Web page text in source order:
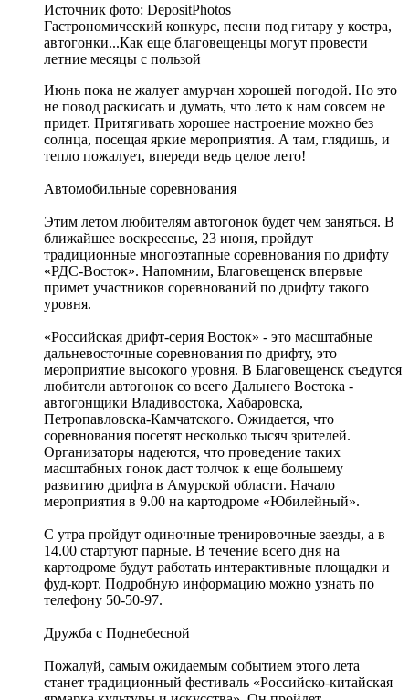
Источник фото: DepositPhotos
Гастрономический конкурс, песни под гитару у костра,
автогонки...Как еще благовещенцы могут провести
летние месяцы с пользой
Июнь пока не жалует амурчан хорошей погодой. Но это
не повод раскисать и думать, что лето к нам совсем не
придет. Притягивать хорошее настроение можно без
солнца, посещая яркие мероприятия. А там, глядишь, и
тепло пожалует, впереди ведь целое лето!
Автомобильные соревнования
Этим летом любителям автогонок будет чем заняться. В
ближайшее воскресенье, 23 июня, пройдут
традиционные многоэтапные соревнования по дрифту
«РДС-Восток». Напомним, Благовещенск впервые
примет участников соревнований по дрифту такого
уровня.
«Российская дрифт-серия Восток» - это масштабные
дальневосточные соревнования по дрифту, это
мероприятие высокого уровня. В Благовещенск съедутся
любители автогонок со всего Дальнего Востока -
автогонщики Владивостока, Хабаровска,
Петропавловска-Камчатского. Ожидается, что
соревнования посетят несколько тысяч зрителей.
Организаторы надеются, что проведение таких
масштабных гонок даст толчок к еще большему
развитию дрифта в Амурской области. Начало
мероприятия в 9.00 на картодроме «Юбилейный».
С утра пройдут одиночные тренировочные заезды, а в
14.00 стартуют парные. В течение всего дня на
картодроме будут работать интерактивные площадки и
фуд-корт. Подробную информацию можно узнать по
телефону 50-50-97.
Дружба с Поднебесной
Пожалуй, самым ожидаемым событием этого лета
станет традиционный фестиваль «Российско-китайская